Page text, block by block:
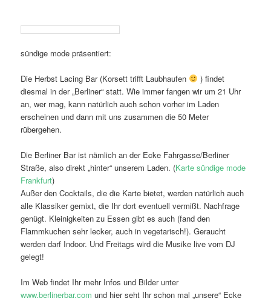
sündige mode präsentiert:
Die Herbst Lacing Bar (Korsett trifft Laubhaufen
) findet
diesmal in der „Berliner“ statt. Wie immer fangen wir um 21 Uhr
an, wer mag, kann natürlich auch schon vorher im Laden
erscheinen und dann mit uns zusammen die 50 Meter
rübergehen.
Die Berliner Bar ist nämlich an der Ecke Fahrgasse/Berliner
Straße, also direkt „hinter“ unserem Laden. (Karte sündige mode
Frankfurt)
Außer den Cocktails, die die Karte bietet, werden natürlich auch
alle Klassiker gemixt, die Ihr dort eventuell vermißt. Nachfrage
genügt. Kleinigkeiten zu Essen gibt es auch (fand den
Flammkuchen sehr lecker, auch in vegetarisch!). Geraucht
werden darf Indoor. Und Freitags wird die Musike live vom DJ
gelegt!
Im Web findet Ihr mehr Infos und Bilder unter
www.berlinerbar.com und hier seht Ihr schon mal „unsere“ Ecke